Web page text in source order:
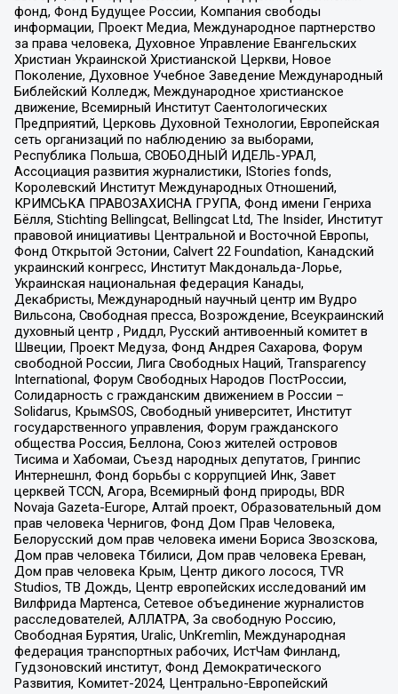
фонд, Фонд Будущее России, Компания свободы
информации, Проект Медиа, Международное партнерство
за права человека, Духовное Управление Евангельских
Христиан Украинской Христианской Церкви, Новое
Поколение, Духовное Учебное Заведение Международный
Библейский Колледж, Международное христианское
движение, Всемирный Институт Саентологических
Предприятий, Церковь Духовной Технологии, Европейская
сеть организаций по наблюдению за выборами,
Республика Польша, СВОБОДНЫЙ ИДЕЛЬ-УРАЛ,
Ассоциация развития журналистики, IStories fonds,
Королевский Институт Международных Отношений,
КРИМСЬКА ПРАВОЗАХИСНА ГРУПА, Фонд имени Генриха
Бёлля, Stichting Bellingcat, Bellingcat Ltd, The Insider, Институт
правовой инициативы Центральной и Восточной Европы,
Фонд Открытой Эстонии, Calvert 22 Foundation, Канадский
украинский конгресс, Институт Макдональда-Лорье,
Украинская национальная федерация Канады,
Декабристы, Международный научный центр им Вудро
Вильсона, Свободная пресса, Возрождение, Всеукраинский
духовный центр , Риддл, Русский антивоенный комитет в
Швеции, Проект Медуза, Фонд Андрея Сахарова, Форум
свободной России, Лига Свободных Наций, Transparеncy
International, Форум Свободных Народов ПостРоссии,
Солидарность с гражданским движением в России –
Solidarus, КрымSOS, Свободный университет, Институт
государственного управления, Форум гражданского
общества Россия, Беллона, Союз жителей островов
Тисима и Хабомаи, Съезд народных депутатов, Гринпис
Интернешнл, Фонд борьбы с коррупцией Инк, Завет
церквей TCCN, Агора, Всемирный фонд природы, BDR
Novaja Gazeta-Europe, Алтай проект, Образовательный дом
прав человека Чернигов, Фонд Дом Прав Человека,
Белорусский дом прав человека имени Бориса Звозскова,
Дом прав человека Тбилиси, Дом прав человека Ереван,
Дом прав человека Крым, Центр дикого лосося, TVR
Studios, ТВ Дождь, Центр европейских исследований им
Вилфрида Мартенса, Сетевое объединение журналистов
расследователей, АЛЛАТРА, За свободную Россию,
Свободная Бурятия, Uralic, UnKremlin, Международная
федерация транспортных рабочих, ИстЧам Финланд,
Гудзоновский институт, Фонд Демократического
Развития, Комитет-2024, Центрально-Европейский